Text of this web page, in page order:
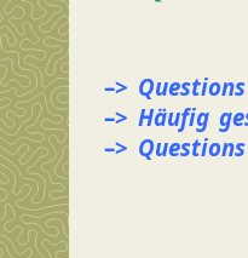
–>
–> Häufig
–>